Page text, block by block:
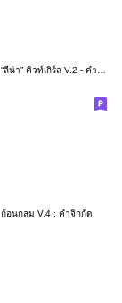
ก้อนกลม V.4 : คำจิกกัด